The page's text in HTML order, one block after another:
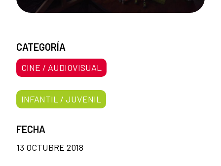
CATEGORÍA
CINE / AUDIOVISUAL
INFANTIL / JUVENIL
FECHA
13 OCTUBRE 2018